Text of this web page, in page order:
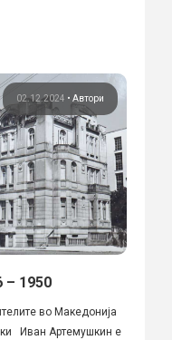
02.12.2024 • Автори
1950
во Македонија
Иван Артемушкин е